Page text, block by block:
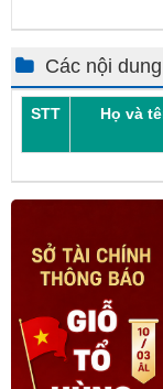
Các nội
STT Họ và